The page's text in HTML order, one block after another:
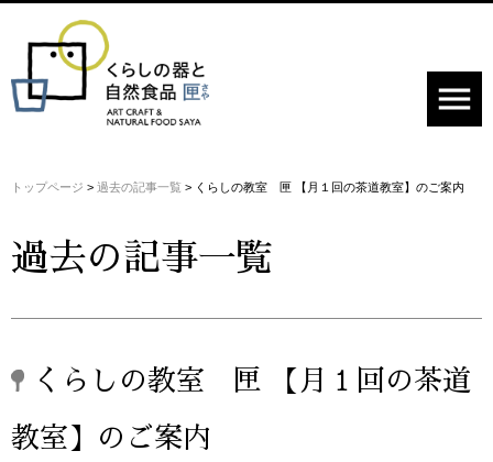
menu
トップページ > 過去の記事一覧 > くらしの教室 匣 【月１回の茶道教室】のご案内
過去の記事一覧
くらしの教室 匣 【月１回の茶道
教室】のご案内